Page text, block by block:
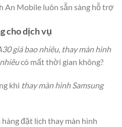
An Mobile luôn sẵn sàng hỗ trợ
cho dịch vụ
giá bao nhiêu, thay màn hình
có mất thời gian không?
khi thay màn hình Samsung
đặt lịch thay màn hình